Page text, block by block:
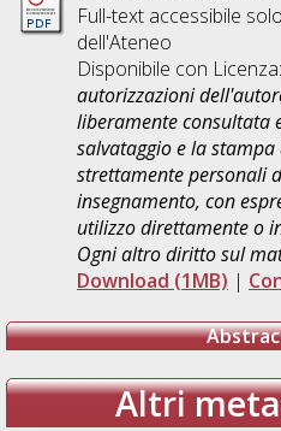
Full-text accessibile
dell'Ateneo
Disponibile con Licenza:
autorizzazioni
liberamente consultata
salvataggio e la
strettamente personali
insegnamento, con
utilizzo direttamente o
Ogni altro diritto sul
Download (1MB) |
Altri